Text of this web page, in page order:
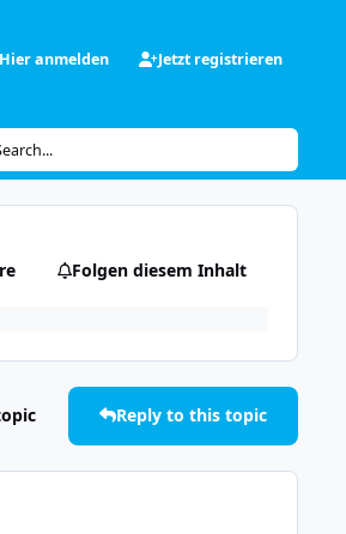
anmelden Jetzt registrieren
Folgen diesem Inhalt
Reply to this topic